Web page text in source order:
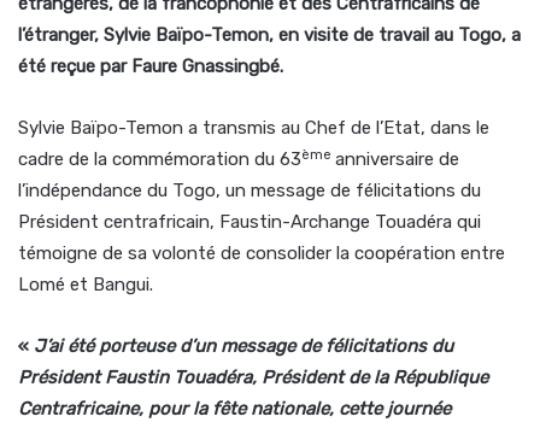
l’étranger, Sylvie Baïpo-Temon, en visite de travail au Togo, a
été reçue par Faure Gnassingbé.
Sylvie Baïpo-Temon a transmis au Chef de l’Etat, dans le
cadre de la commémoration du 63ème anniversaire de
l’indépendance du Togo, un message de félicitations du
Président centrafricain, Faustin-Archange Touadéra qui
témoigne de sa volonté de consolider la coopération entre
Lomé et Bangui.
« J’ai été porteuse d’un message de félicitations du
Président Faustin Touadéra, Président de la République
Centrafricaine, pour la fête nationale, cette journée